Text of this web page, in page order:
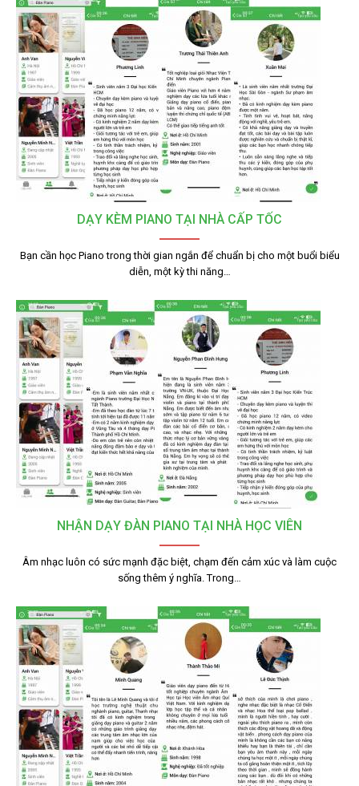
DẠY KÈM PIANO TẠI NHÀ CẤP TỐC
Bạn cần học Piano trong thời gian ngắn để chuẩn bị cho một buổi biểu
diễn, một kỳ thi năng…
NHẬN DẠY ĐÀN PIANO TẠI NHÀ HỌC VIÊN
Âm nhạc luôn có sức mạnh đặc biệt, chạm đến cảm xúc và làm cuộc
sống thêm ý nghĩa. Trong…